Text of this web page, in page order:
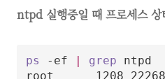
ntpd 실행중일 때 프로세스 상
ps -ef grep ntpd
root      1208